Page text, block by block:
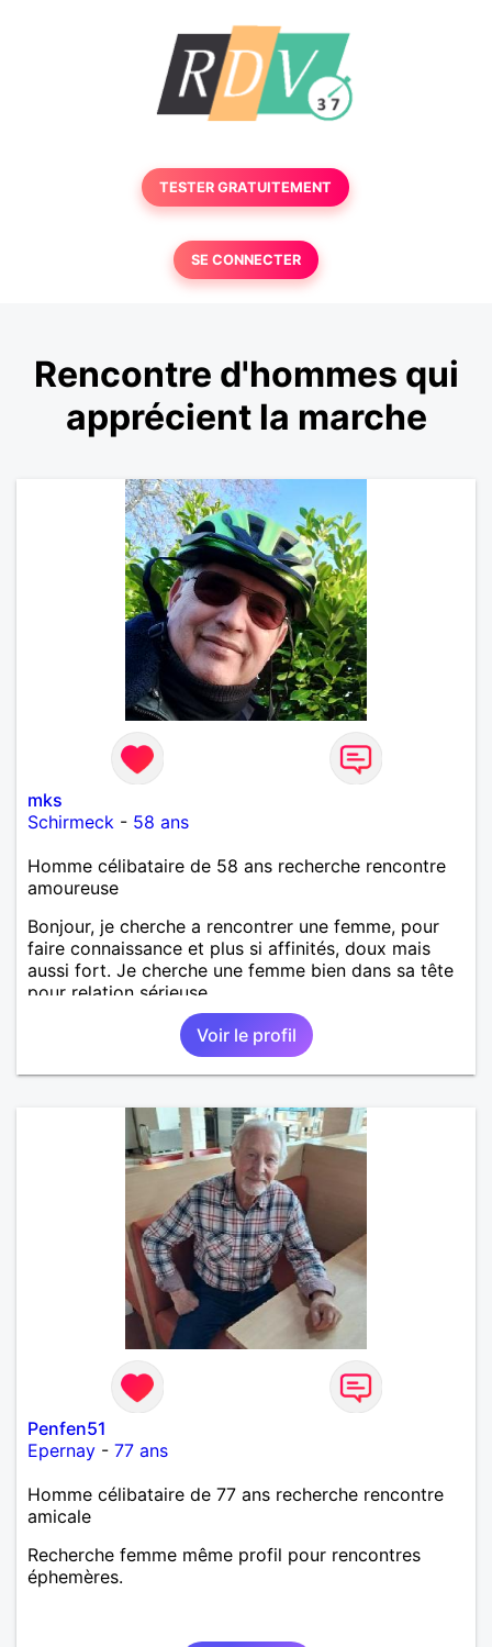
TESTER GRATUITEMENT
SE CONNECTER
Rencontre d'hommes qui
apprécient la marche
mks
Schirmeck - 58 ans
Homme célibataire de 58 ans recherche rencontre
amoureuse
Bonjour, je cherche a rencontrer une femme, pour
faire connaissance et plus si affinités, doux mais
aussi fort. Je cherche une femme bien dans sa tête
pour relation sérieuse.
Voir le profil
Penfen51
Epernay - 77 ans
Homme célibataire de 77 ans recherche rencontre
amicale
Recherche femme même profil pour rencontres
éphemères.